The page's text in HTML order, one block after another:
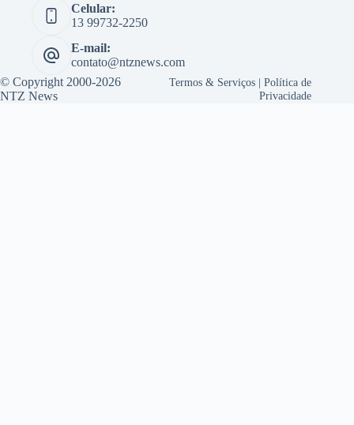
Celular:
13 99732-2250
E-mail:
contato@ntznews.com
© Copyright 2000-2026
NTZ News
Termos & Serviços |Política de
Privacidade